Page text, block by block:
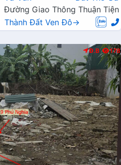
Đường Giao Thông Thuận Tiện
Thành Đất Ven Đô→
Đ.B 178